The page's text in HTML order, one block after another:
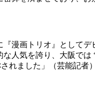
『漫画トリオ』として
な人気を誇り、大阪では
れました」（芸能記者）